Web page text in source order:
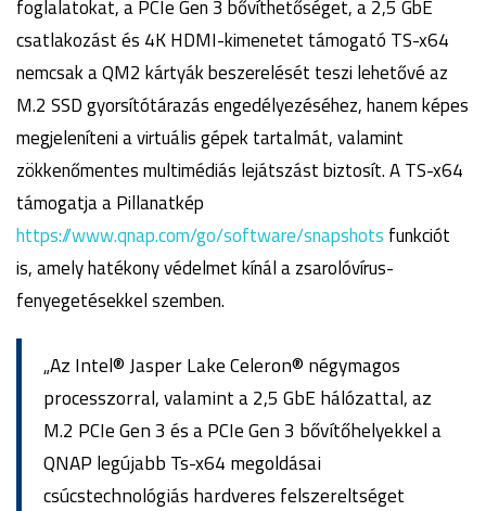
foglalatokat, a PCIe Gen 3 bővíthetőséget, a 2,5 GbE
csatlakozást és 4K HDMI-kimenetet támogató TS-x64
nemcsak a QM2 kártyák beszerelését teszi lehetővé az
M.2 SSD gyorsítótárazás engedélyezéséhez, hanem képes
megjeleníteni a virtuális gépek tartalmát, valamint
zökkenőmentes multimédiás lejátszást biztosít. A TS-x64
támogatja a Pillanatkép
https://www.qnap.com/go/software/snapshots funkciót
is, amely hatékony védelmet kínál a zsarolóvírus-
fenyegetésekkel szemben.
„Az Intel® Jasper Lake Celeron® négymagos
processzorral, valamint a 2,5 GbE hálózattal, az
M.2 PCIe Gen 3 és a PCIe Gen 3 bővítőhelyekkel a
QNAP legújabb Ts-x64 megoldásai
csúcstechnológiás hardveres felszereltséget